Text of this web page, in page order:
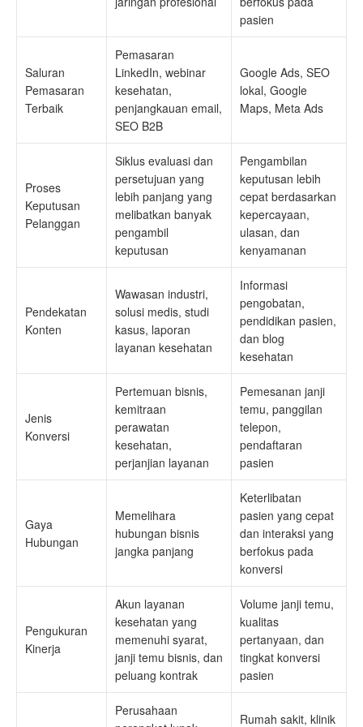
pasien
Saluran
Pemasaran
Terbaik
Pemasaran
LinkedIn, webinar
kesehatan,
penjangkauan email,
SEO B2B
Google Ads, SEO
lokal, Google
Maps, Meta Ads
Proses
Keputusan
Pelanggan
Siklus evaluasi dan
persetujuan yang
lebih panjang yang
melibatkan banyak
pengambil
keputusan
Pengambilan
keputusan lebih
cepat berdasarkan
kepercayaan,
ulasan, dan
kenyamanan
Pendekatan
Konten
Wawasan industri,
solusi medis, studi
kasus, laporan
layanan kesehatan
Informasi
pengobatan,
pendidikan pasien,
dan blog
kesehatan
Jenis
Konversi
Pertemuan bisnis,
kemitraan
perawatan
kesehatan,
perjanjian layanan
Pemesanan janji
temu, panggilan
telepon,
pendaftaran
pasien
Gaya
Hubungan
Memelihara
hubungan bisnis
jangka panjang
Keterlibatan
pasien yang cepat
dan interaksi yang
berfokus pada
konversi
Pengukuran
Kinerja
Akun layanan
kesehatan yang
memenuhi syarat,
janji temu bisnis, dan
peluang kontrak
Volume janji temu,
kualitas
pertanyaan, dan
tingkat konversi
pasien
Perusahaan
Rumah sakit, klinik